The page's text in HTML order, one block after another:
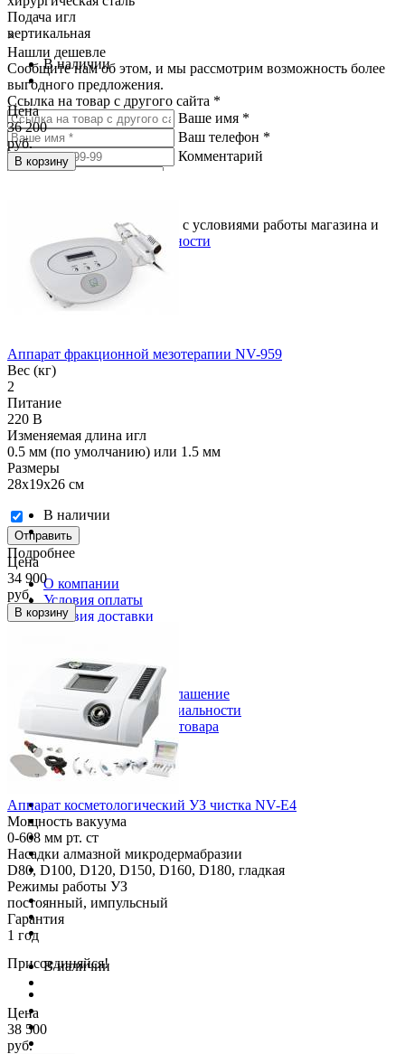
Подача игл
вертикальная
В наличии
Цена
36 200
руб.
В корзину
Аппарат фракционной мезотерапии NV-959
Вес (кг)
2
Питание
220 В
Изменяемая длина игл
0.5 мм (по умолчанию) или 1.5 мм
Размеры
28х19х26 см
В наличии
Цена
34 900
руб.
В корзину
Аппарат косметологический УЗ чистка NV-E4
Мощность вакуума
0-608 мм рт. ст
Насадки алмазной микродермабразии
D80, D100, D120, D150, D160, D180, гладкая
Режимы работы УЗ
постоянный, импульсный
Гарантия
1 год
В наличии
Цена
38 500
руб.
×
Нашли дешевле
Сообщите нам об этом, и мы рассмотрим возможность более
выгодного предложения.
Ссылка на товар с другого сайта *
Ваше имя *
Ваш телефон *
Комментарий
Подтверждаю, что согласен с условиями работы магазина и
политикой конфиденциальности
Отправить
Подробнее
О компании
Условия оплаты
Условия доставки
Полезная информация
Пользовательское соглашение
Политика конфиденциальности
Получение и возврат товара
Присоединяйся!
Присоединяйся!